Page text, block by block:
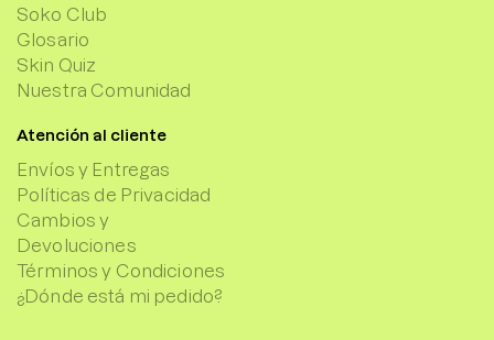
Soko Club
Glosario
Skin Quiz
Nuestra Comunidad
Atención al cliente
Envíos y Entregas
Políticas de Privacidad
Cambios y
Devoluciones
Términos y Condiciones
¿Dónde está mi pedido?